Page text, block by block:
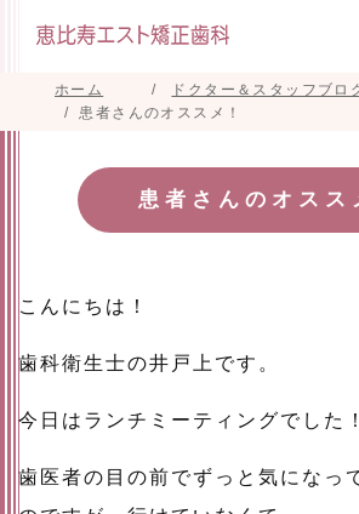
ホーム
ドクター＆スタッフブロ
患者さんのオススメ！
患者さんのオスス
こんにちは！
歯科衛生士の井戸上です。
今日はランチミーティングでした！
歯医者の目の前でずっと気になっ